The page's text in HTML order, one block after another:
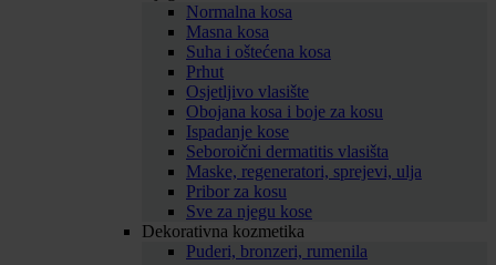
Normalna kosa
Masna kosa
Suha i oštećena kosa
Prhut
Osjetljivo vlasište
Obojana kosa i boje za kosu
Ispadanje kose
Seboroični dermatitis vlasišta
Maske, regeneratori, sprejevi, ulja
Pribor za kosu
Sve za njegu kose
Dekorativna kozmetika
Puderi, bronzeri, rumenila